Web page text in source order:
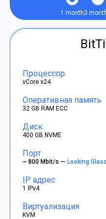
1 month3
Процессор
vCore x24
Оперативная память
32 GB RAM ECC
Диск
400 GB NVME
Порт
~ 800 Mbit/s —Looking Glass
IP адрес
1 IPv4
Виртуализация
KVM